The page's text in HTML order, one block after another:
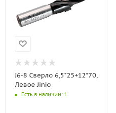
J6-8 Сверло 6,5*25+12*70,
Левое Jinio
Есть в наличии: 1